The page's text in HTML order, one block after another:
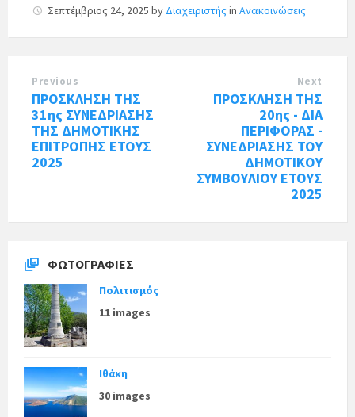
Σεπτέμβριος 24, 2025 by Διαχειριστής in Ανακοινώσεις
Previous
ΠΡΟΣΚΛΗΣΗ ΤΗΣ
31ης ΣΥΝΕΔΡΙΑΣΗΣ
ΤΗΣ ΔΗΜΟΤΙΚΗΣ
ΕΠΙΤΡΟΠΗΣ ΕΤΟΥΣ
2025
Next
ΠΡΟΣΚΛΗΣΗ ΤΗΣ
20ης - ΔΙΑ
ΠΕΡΙΦΟΡΑΣ -
ΣΥΝΕΔΡΙΑΣΗΣ ΤΟΥ
ΔΗΜΟΤΙΚΟΥ
ΣΥΜΒΟΥΛΙΟΥ ΕΤΟΥΣ
2025
ΦΩΤΟΓΡΑΦΊΕΣ
Πολιτισμός
11 images
Ιθάκη
30 images